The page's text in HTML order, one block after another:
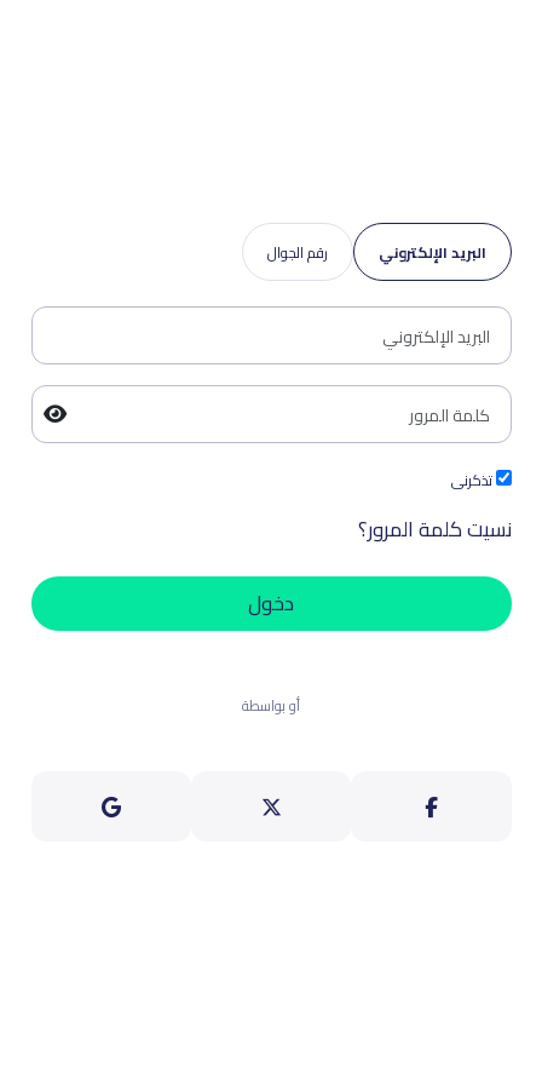
البريد الإلكتروني رقم الجوال
تذكرنى
نسيت كلمة المرور؟
دخول
أو بواسطة